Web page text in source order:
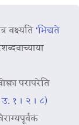
वक्ष्यति‘भिद्यते
परापरेति
उ. १ । २ । ८)